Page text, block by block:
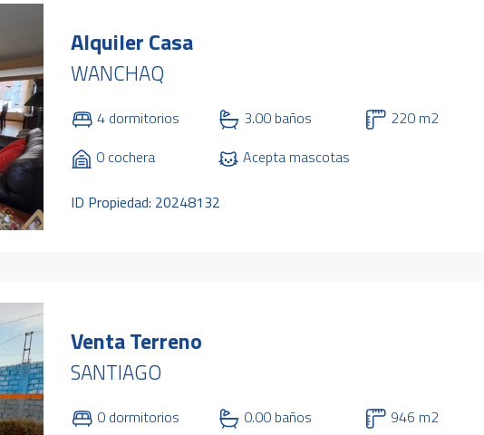
Alquiler Casa
WANCHAQ
4 dormitorios 3.00 baños
220 m2
0 cochera
Acepta mascotas
ID Propiedad: 20248132
Venta Terreno
SANTIAGO
0 dormitorios 0.00 baños
946 m2